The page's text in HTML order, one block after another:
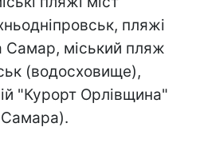
пляжі
Самар, міський пляж
(водосховище),
"Курорт Орлівщина"